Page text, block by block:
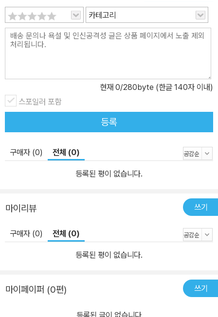
카테고리
현재 0/280byte (한글 140자 이내)
스포일러 포함
등록
구매자 (0) 전체 (0)
등록된 평이 없습니다.
마이리뷰 쓰기
구매자 (0) 전체 (0)
등록된 평이 없습니다.
마이페이퍼 (0편) 쓰기